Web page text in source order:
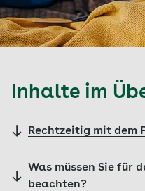
Inhalte im
Rechtzeitig mit dem
Was müssen Sie für
beachten?